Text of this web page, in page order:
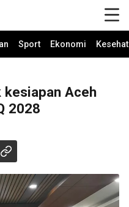
Sport Ekonomi
Aceh
2028